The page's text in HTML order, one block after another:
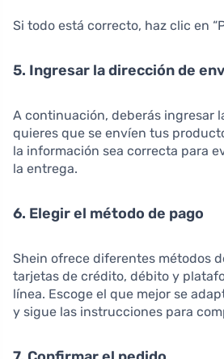
Si todo está correcto, haz clic en
5. Ingresar la dirección de
A continuación, deberás ingresar
quieres que se envíen tus
la información sea correcta para
la entrega.
6. Elegir el método de pago
Shein ofrece diferentes métodos
tarjetas de crédito, débito y
línea. Escoge el que mejor se
y sigue las instrucciones para